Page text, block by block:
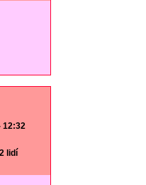
12:32
lidí